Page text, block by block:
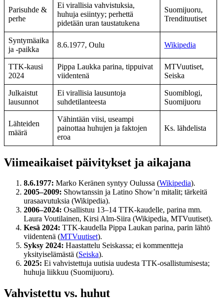
Parisuhde &
perhe
Ei virallisia vahvistuksia,
huhuja esiintyy; perhettä
pidetään uran taustatukena
Suomijuoru,
Trendituutiset
Syntymäaika
ja -paikka
8.6.1977, Oulu Wikipedia
TTK-kausi
2024
Pippa Laukka parina, tippuivat
viidentenä
MTVuutiset,
Seiska
Julkaistut
lausunnot
Ei virallisia lausuntoja
suhdetilanteesta
Suomiblogi,
Suomijuoru
Lähteiden
määrä
Vähintään viisi, useampi
painottaa huhujen ja faktojen
eroa
Ks. lähdelista
Viimeaikaiset päivitykset ja aikajana
8.6.1977: Marko Keränen syntyy Oulussa (Wikipedia).
2005–2009: Showtanssin ja Latino Show’n mitalit; tärkeitä
urasaavutuksia (Wikipedia).
2006–2024: Osallistuu 13–14 TTK-kaudelle, parina mm.
Laura Voutilainen, Kirsi Alm-Siira (Wikipedia, MTVuutiset).
Kesä 2024: TTK-kaudella Pippa Laukan parina, parin lähtö
viidentenä (MTVuutiset).
Syksy 2024: Haastattelu Seiskassa; ei kommentteja
yksityiselämästä (Seiska).
2025: Ei vahvistettuja uutisia uudesta TTK-osallistumisesta;
huhuja liikkuu (Suomijuoru).
Vahvistettu vs. huhut